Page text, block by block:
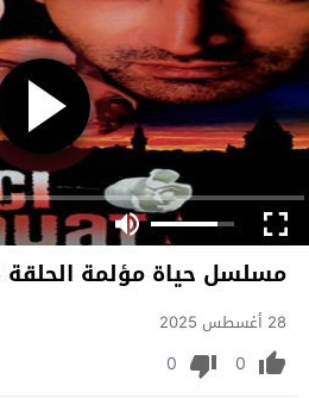
مسلسل حياة مؤلمة الحلقة 46
28 أغسطس 2025
0
0